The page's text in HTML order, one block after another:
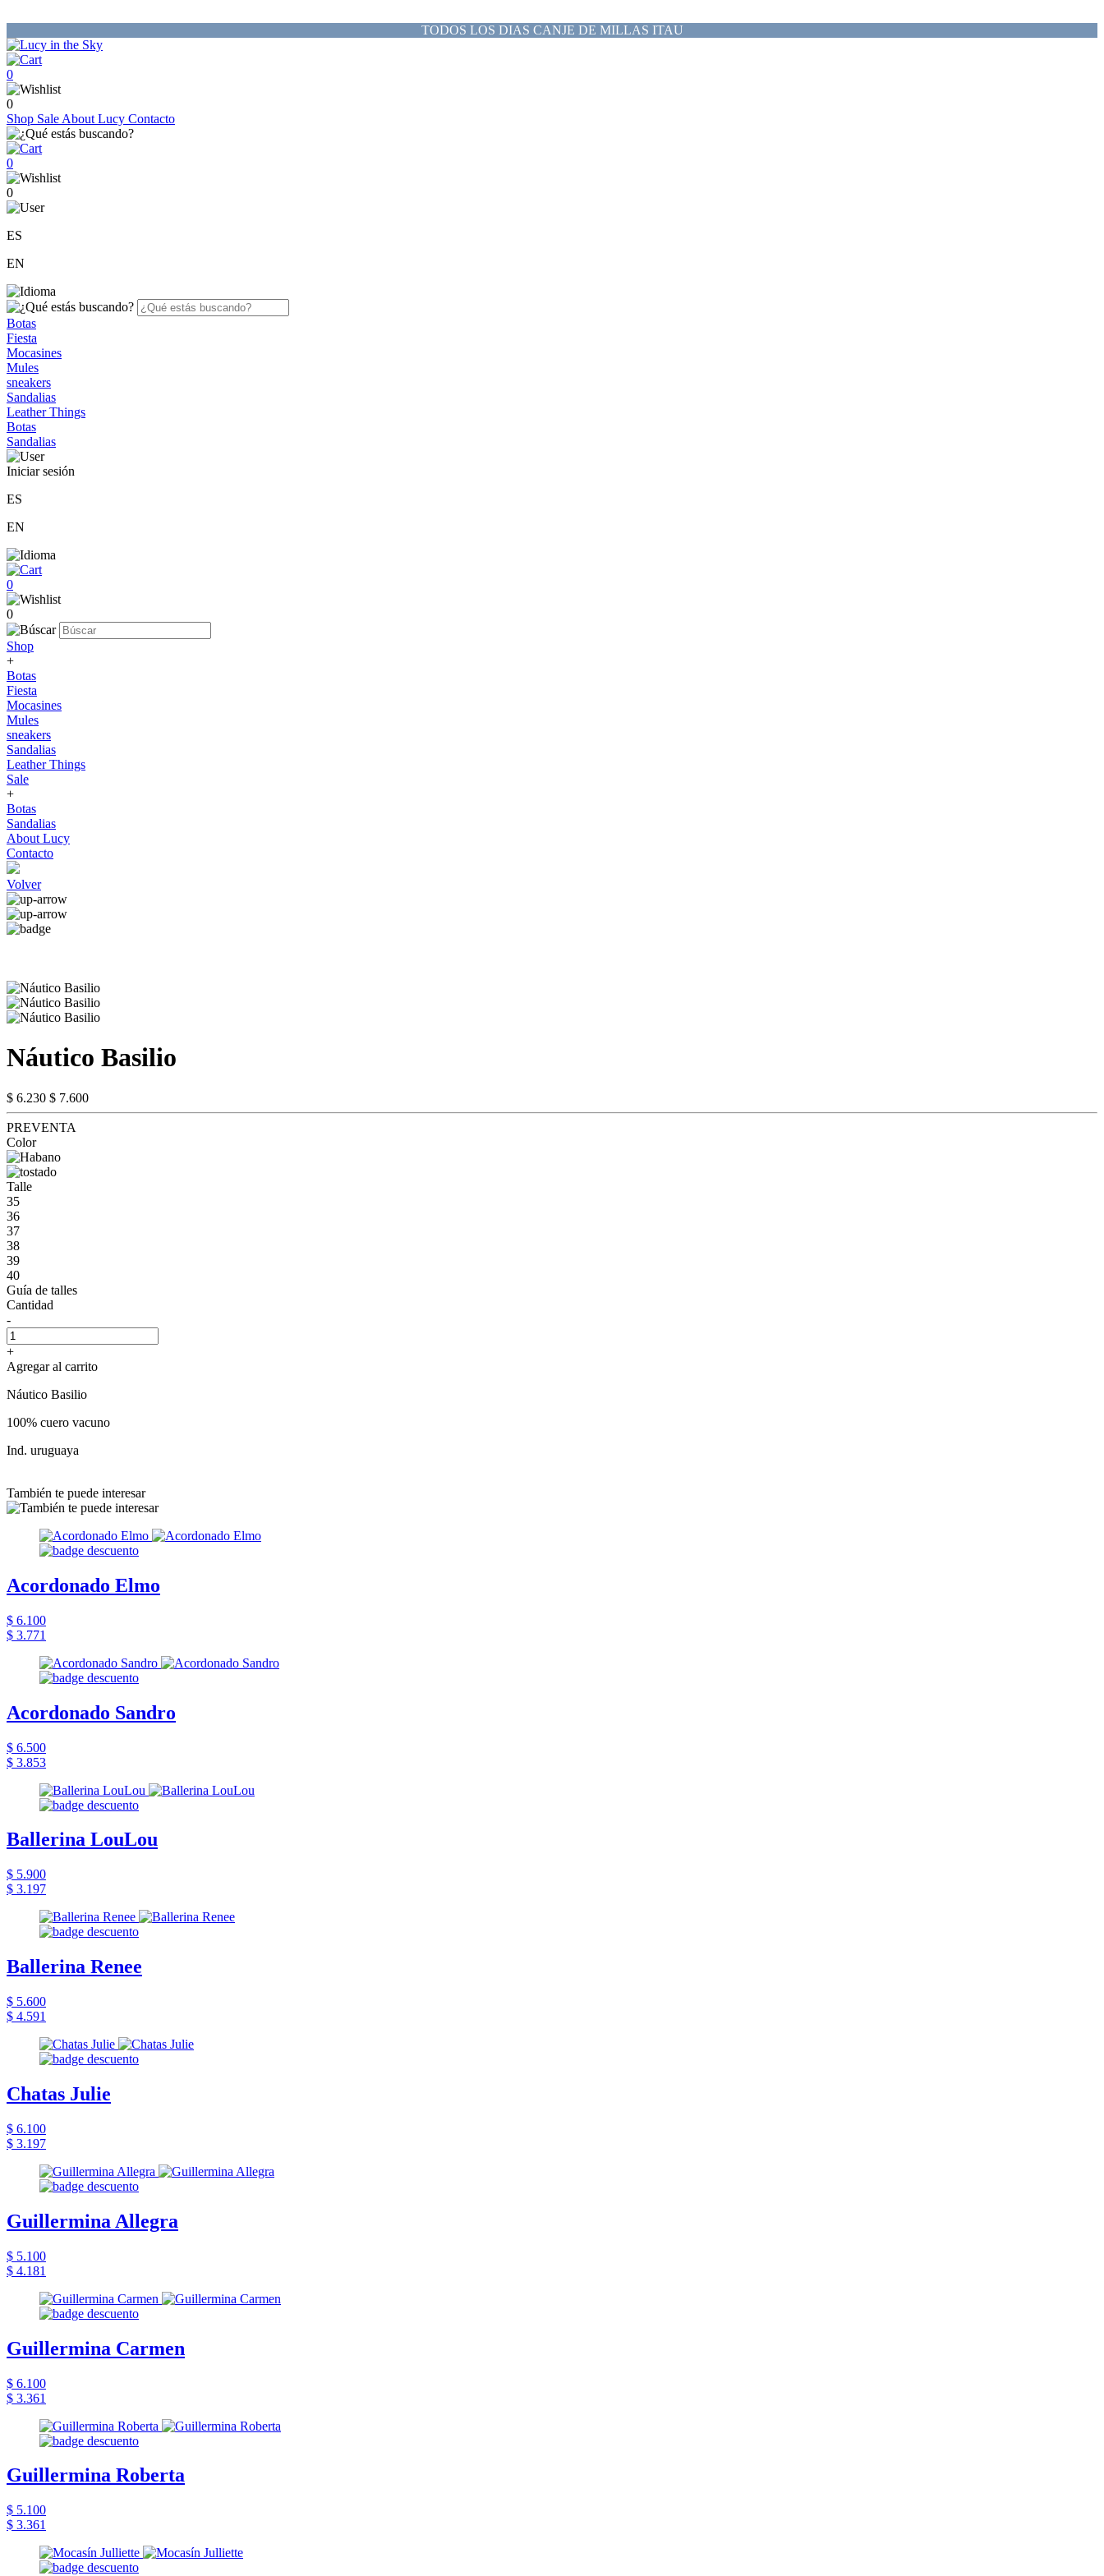
TODOS LOS DIAS CANJE DE MILLAS ITAU
0
0
Shop Sale About Lucy Contacto
0
0
ES
EN
Botas
Fiesta
Mocasines
Mules
sneakers
Sandalias
Leather Things
Botas
Sandalias
Iniciar sesión
ES
EN
0
0
Shop
+
Botas
Fiesta
Mocasines
Mules
sneakers
Sandalias
Leather Things
Sale
+
Botas
Sandalias
About Lucy
Contacto
Volver
Náutico Basilio
$ 6.230 $ 7.600
PREVENTA
Color
Talle
35
36
37
38
39
40
Guía de talles
Cantidad
-
+
Agregar al carrito
Náutico Basilio
100% cuero vacuno
Ind. uruguaya
También te puede interesar
Acordonado Elmo
$ 6.100
$ 3.771
Acordonado Sandro
$ 6.500
$ 3.853
Ballerina LouLou
$ 5.900
$ 3.197
Ballerina Renee
$ 5.600
$ 4.591
Chatas Julie
$ 6.100
$ 3.197
Guillermina Allegra
$ 5.100
$ 4.181
Guillermina Carmen
$ 6.100
$ 3.361
Guillermina Roberta
$ 5.100
$ 3.361